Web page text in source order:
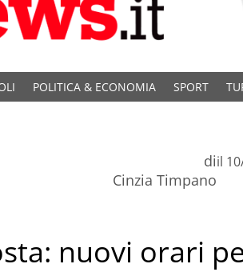
POLITICA & ECONOMIA SPORT
di
Cinzia Timpano
il
nuovi orari